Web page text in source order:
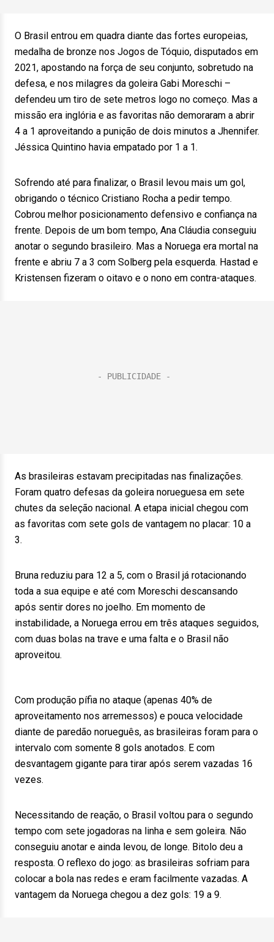
O Brasil entrou em quadra diante das fortes europeias,
medalha de bronze nos Jogos de Tóquio, disputados em
2021, apostando na força de seu conjunto, sobretudo na
defesa, e nos milagres da goleira Gabi Moreschi –
defendeu um tiro de sete metros logo no começo. Mas a
missão era inglória e as favoritas não demoraram a abrir
4 a 1 aproveitando a punição de dois minutos a Jhennifer.
Jéssica Quintino havia empatado por 1 a 1.
Sofrendo até para finalizar, o Brasil levou mais um gol,
obrigando o técnico Cristiano Rocha a pedir tempo.
Cobrou melhor posicionamento defensivo e confiança na
frente. Depois de um bom tempo, Ana Cláudia conseguiu
anotar o segundo brasileiro. Mas a Noruega era mortal na
frente e abriu 7 a 3 com Solberg pela esquerda. Hastad e
Kristensen fizeram o oitavo e o nono em contra-ataques.
As brasileiras estavam precipitadas nas finalizações.
Foram quatro defesas da goleira norueguesa em sete
chutes da seleção nacional. A etapa inicial chegou com
as favoritas com sete gols de vantagem no placar: 10 a
3.
Bruna reduziu para 12 a 5, com o Brasil já rotacionando
toda a sua equipe e até com Moreschi descansando
após sentir dores no joelho. Em momento de
instabilidade, a Noruega errou em três ataques seguidos,
com duas bolas na trave e uma falta e o Brasil não
aproveitou.
Com produção pífia no ataque (apenas 40% de
aproveitamento nos arremessos) e pouca velocidade
diante de paredão norueguês, as brasileiras foram para o
intervalo com somente 8 gols anotados. E com
desvantagem gigante para tirar após serem vazadas 16
vezes.
Necessitando de reação, o Brasil voltou para o segundo
tempo com sete jogadoras na linha e sem goleira. Não
conseguiu anotar e ainda levou, de longe. Bitolo deu a
resposta. O reflexo do jogo: as brasileiras sofriam para
colocar a bola nas redes e eram facilmente vazadas. A
vantagem da Noruega chegou a dez gols: 19 a 9.